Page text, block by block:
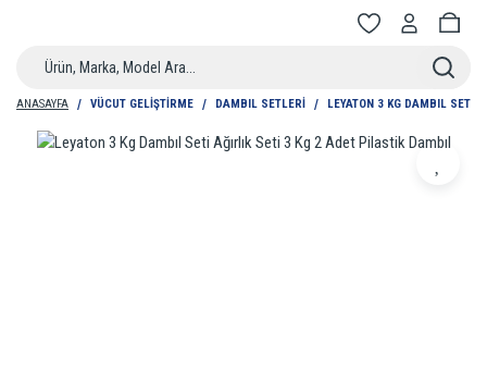
ANASAYFA VÜCUT GELIŞTIRME DAMBIL SETLERI LEYATON 3 KG DAMBIL SETI